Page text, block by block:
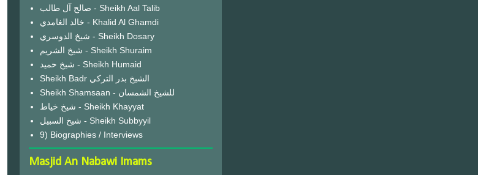
صالح آل طالب - Sheikh Aal Talib
خالد الغامدي - Khalid Al Ghamdi
شيخ الدوسري - Sheikh Dosary
شيخ الشريم - Sheikh Shuraim
شيخ حميد - Sheikh Humaid
Sheikh Badr الشيخ بدر التركي
Sheikh Shamsaan - للشيخ الشمسان
شيخ خياط - Sheikh Khayyat
شيخ السبيل - Sheikh Subbyyil
9) Biographies / Interviews
Masjid An Nabawi Imams